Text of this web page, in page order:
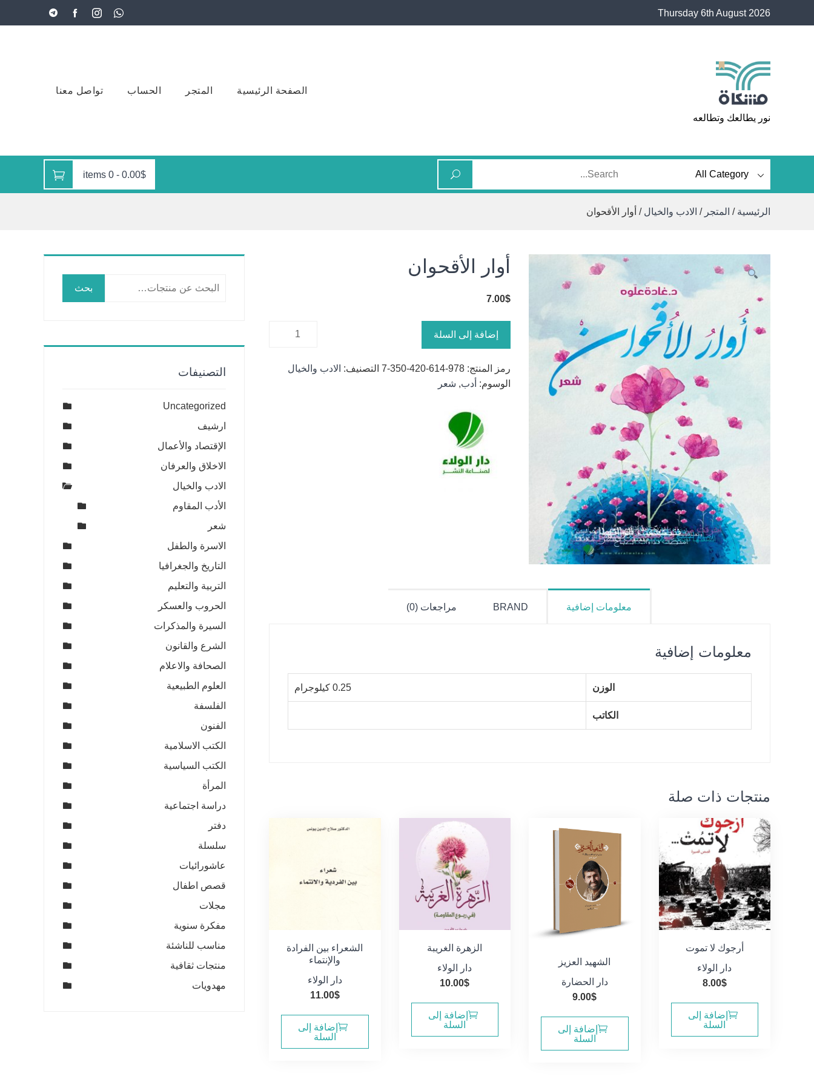
Thursday 6th August 2026
مشكاة
نور يطالعك وتطالعه
الصفحة الرئيسية المتجر الحساب تواصل معنا
0.00$
-
0 items
الرئيسية / المتجر / الادب والخيال / أوار الأقحوان
أوار الأقحوان
7.00$
كمية أوار
إضافة إلى السلة
رمز المنتج: 978-614-420-350-7 التصنيف: الادب والخيال
الوسوم: أدب, شعر
معلومات إضافية BRAND مراجعات (0)
معلومات إضافية
الوزن 0.25 كيلوجرام
الكاتب
منتجات ذات صلة
أرجوك لا تموت
دار الولاء
8.00$
إضافة إلى
السلة
الشهيد العزيز
دار الحضارة
9.00$
إضافة إلى
السلة
الزهرة الغريبة
دار الولاء
10.00$
إضافة إلى
السلة
الشعراء بين الفرادة
والإنتماء
دار الولاء
11.00$
إضافة إلى
السلة
بحث
التصنيفات
Uncategorized
ارشيف
الإقتصاد والأعمال
الاخلاق والعرفان
الادب والخيال
الأدب المقاوم
شعر
الاسرة والطفل
التاريخ والجغرافيا
التربية والتعليم
الحروب والعسكر
السيرة والمذكرات
الشرع والقانون
الصحافة والاعلام
العلوم الطبيعية
الفلسفة
الفنون
الكتب الاسلامية
الكتب السياسية
المرأة
دراسة اجتماعية
دفتر
سلسلة
عاشورائيات
قصص اطفال
مجلات
مفكرة سنوية
مناسب للناشئة
منتجات ثقافية
مهدويات